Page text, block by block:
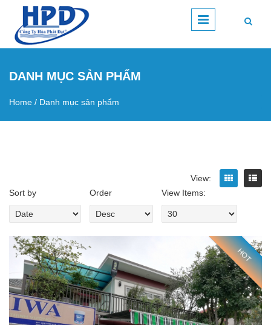
Skip to main content
DANH MỤC SẢN PHẨM
You are here
Home / Danh mục sản phẩm
View:
Sort by
Order View Items:
HOT